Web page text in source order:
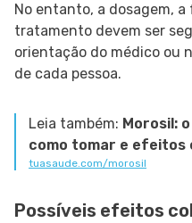
No entanto, a dosagem,
tratamento devem ser
orientação do médico ou
de cada pessoa.
Leia também: Morosil:
como tomar e efeitos
tuasaude.com/morosil
Possíveis efeitos